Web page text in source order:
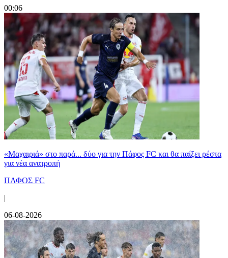
00:06
«Μαχαιριά» στο παρά... δύο για την Πάφος FC και θα παίξει ρέστα
για νέα ανατροπή
ΠΑΦΟΣ FC
|
06-08-2026